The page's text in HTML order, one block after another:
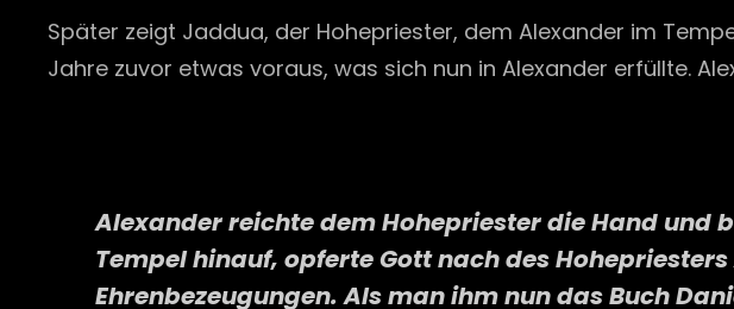
Später zeigt Jaddua, der Hohepriester, dem Alexander im
Jahre zuvor etwas voraus, was sich nun in Alexander erfüllte.
Alexander reichte dem Hohepriester die Hand und
Tempel hinauf, opferte Gott nach des
Ehrenbezeugungen. Als man ihm nun das Buch